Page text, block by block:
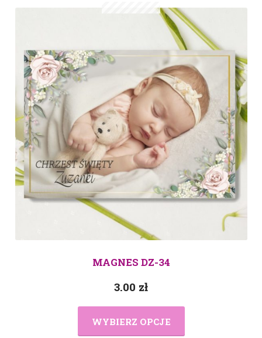
MAGNES DZ-34
3.00 zł
WYBIERZ OPCJE